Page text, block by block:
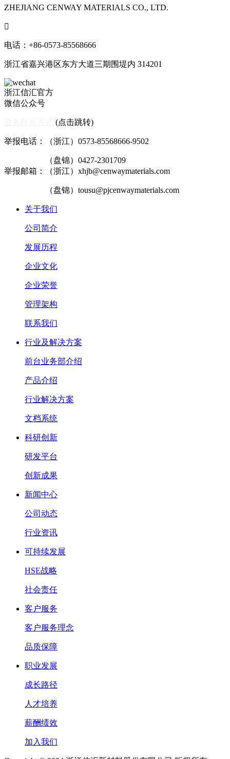
ZHEJIANG CENWAY MATERIALS CO., LTD.

电话：+86-0573-85568666
浙江省嘉兴港区东方大道三期围堤内 314201
浙江信汇官方
微信公众号
(点击跳转)
举报电话：（浙江）0573-85568666-9502
（盘锦）0427-2301709
举报邮箱：（浙江）xhjb@cenwaymaterials.com
（盘锦）tousu@pjcenwaymaterials.com
关于我们
公司简介
发展历程
企业文化
企业荣誉
管理架构
联系我们
行业及解决方案
前台业务部介绍
产品介绍
行业解决方案
文档系统
科研创新
研发平台
创新成果
新闻中心
公司动态
行业资讯
可持续发展
HSE战略
社会责任
客户服务
客户服务理念
品质保障
职业发展
成长路径
人才培养
薪酬绩效
加入我们